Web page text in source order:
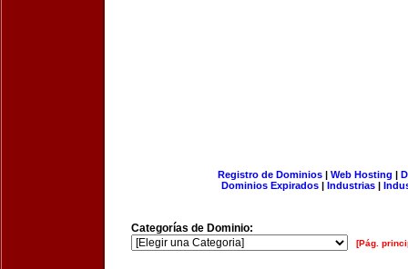
Registro de Dominios| Web Hosting |
Dominios Expirados | Industrias |
Categorías de Dominio:
[Pág.